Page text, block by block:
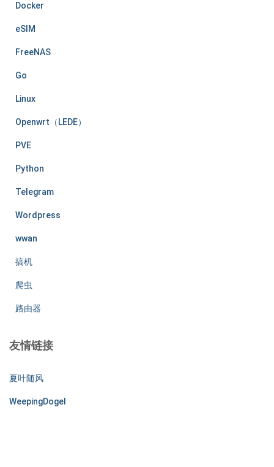
Docker
eSIM
FreeNAS
Go
Linux
Openwrt（LEDE）
PVE
Python
Telegram
Wordpress
wwan
搞机
爬虫
路由器
友情链接
夏叶随风
WeepingDogel